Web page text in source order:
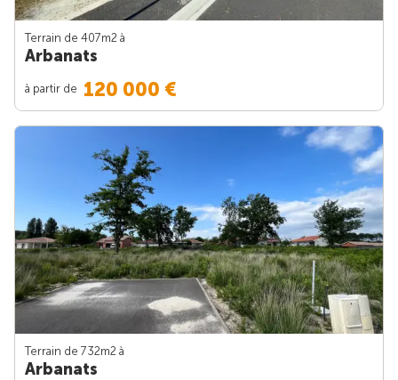
Terrain de 407m2 à
Arbanats
à partir de 120 000 €
Terrain de 732m2 à
Arbanats